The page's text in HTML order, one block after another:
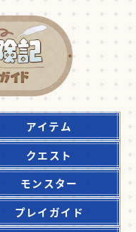
アイテム
クエスト
モンスター
プレイガイド